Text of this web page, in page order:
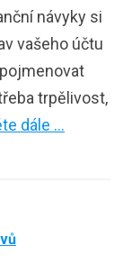
návyky si
vašeho účtu
trpělivost,
dále …